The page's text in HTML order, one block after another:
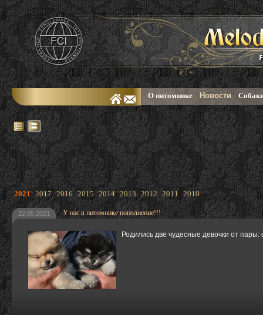
О питомнике Новости
2021 2017 2016 2015 2014 2013 2012 2011 2010
22.05.2021 У нас в питомнике пополнение!!!
Родились две чудесные девочки от пары: